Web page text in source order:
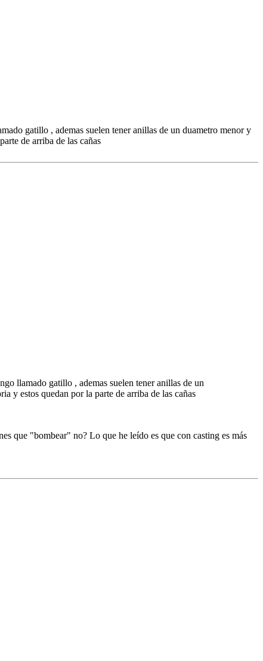
gatillo , ademas suelen tener anillas de un duametro menor y
de arriba de las cañas
llamado gatillo , ademas suelen tener anillas de un
y estos quedan por la parte de arriba de las cañas
que "bombear" no? Lo que he leído es que con casting es más